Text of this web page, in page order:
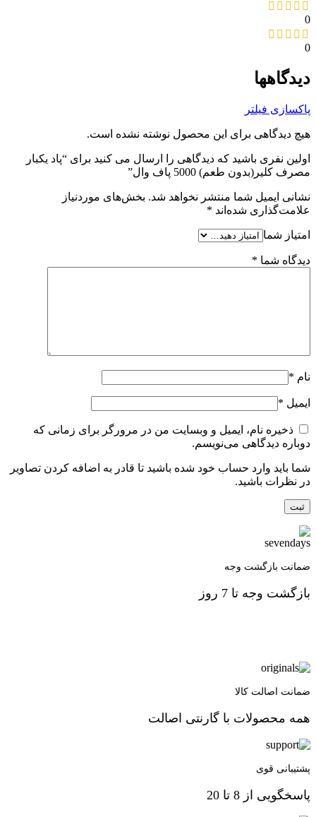
0
0
دیدگاهها
پاکسازی فیلتر
هیچ دیدگاهی برای این محصول نوشته نشده است.
اولین نفری باشید که دیدگاهی را ارسال می کنید برای “پاد یکبار
مصرف کلیر(بدون طعم) 5000 پاف وال”
نشانی ایمیل شما منتشر نخواهد شد. بخش‌های موردنیاز
علامت‌گذاری شده‌اند *
امتیاز شما
دیدگاه شما *
نام *
ایمیل *
ذخیره نام، ایمیل و وبسایت من در مرورگر برای زمانی که
دوباره دیدگاهی می‌نویسم.
شما باید وارد حساب خود شده باشید تا قادر به اضافه کردن تصاویر
در نظرات باشید.
ضمانت بازگشت وجه
بازگشت وجه تا 7 روز
ضمانت اصالت کالا
همه محصولات با گارنتی اصالت
پشتیبانی قوی
پاسخگویی از 8 تا 20